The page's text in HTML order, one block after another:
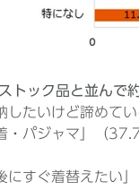
トック品と並んで
したいけど諦めて
・パジャマ」（
にすぐ着替えたい